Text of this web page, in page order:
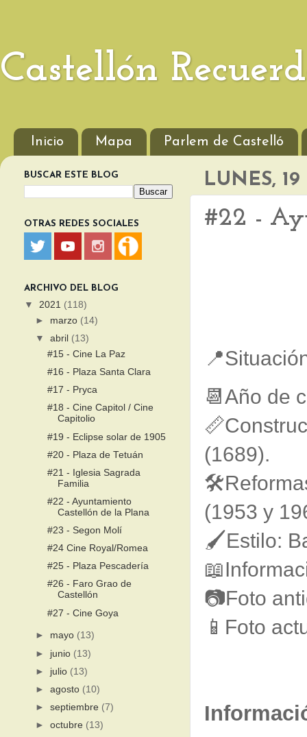
Castellón
Inicio Mapa Parlem de Castelló
LUNES,
#22 -
📆Año de
(1689).
(1953 y
🖌Estilo:
📷Foto
📱Foto
BUSCAR ESTE BLOG
OTRAS REDES SOCIALES
ARCHIVO DEL BLOG
▼ 2021 (118)
► marzo (14)
▼abril (13)
#15 - Cine La Paz
#16 - Plaza Santa Clara
#17 - Pryca
#18 - Cine Capitol / Cine
Capitolio
#19 - Eclipse solar de 1905
#20 - Plaza de Tetuán
#21 - Iglesia Sagrada
Familia
#22 - Ayuntamiento
Castellón de la Plana
#23 - Segon Molí
#24 Cine Royal/Romea
#25 - Plaza Pescadería
#26 - Faro Grao de
Castellón
#27 - Cine Goya
► mayo (13)
► junio (13)
► julio (13)
►agosto (10)
►septiembre (7)
►octubre (13)